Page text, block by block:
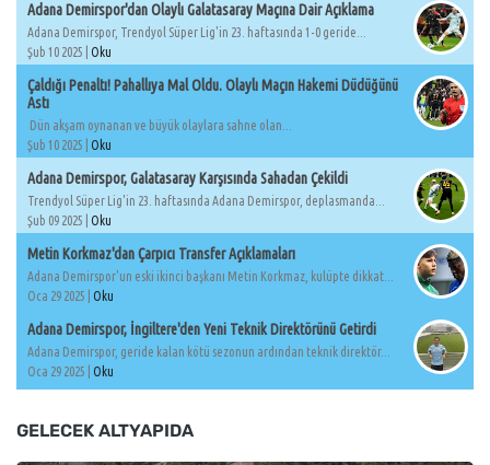
Adana Demirspor'dan Olaylı Galatasaray Maçına Dair Açıklama
Adana Demirspor, Trendyol Süper Lig'in 23. haftasında 1-0 geride...
Şub 10 2025 | Oku
Çaldığı Penaltı! Pahallıya Mal Oldu. Olaylı Maçın Hakemi Düdüğünü
Astı
Dün akşam oynanan ve büyük olaylara sahne olan...
Şub 10 2025 | Oku
Adana Demirspor, Galatasaray Karşısında Sahadan Çekildi
Trendyol Süper Lig'in 23. haftasında Adana Demirspor, deplasmanda...
Şub 09 2025 | Oku
Metin Korkmaz'dan Çarpıcı Transfer Açıklamaları
Adana Demirspor'un eski ikinci başkanı Metin Korkmaz, kulüpte dikkat...
Oca 29 2025 | Oku
Adana Demirspor, İngiltere'den Yeni Teknik Direktörünü Getirdi
Adana Demirspor, geride kalan kötü sezonun ardından teknik direktör...
Oca 29 2025 | Oku
GELECEK ALTYAPIDA